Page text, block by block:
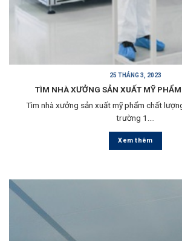
25 THÁNG 3, 2023
TÌM NHÀ XƯỞNG SẢN XUẤT MỸ
Tìm nhà xưởng sản xuất mỹ phẩm chất
trường 1....
Xem thêm